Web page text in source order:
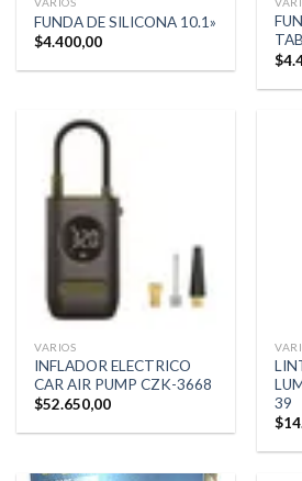
VARIOS
FUNDA DE SILICONA 10.1»
$4.400,00
$
VARIOS
INFLADOR ELECTRICO
CAR AIR PUMP CZK-3668
$52.650,00
39
$